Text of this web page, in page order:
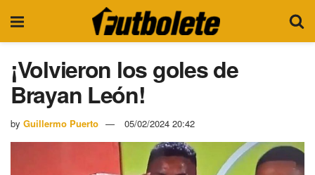
¡Volvieron los goles de
Brayan León!
by Guillermo Puerto 05/02/2024 20:42